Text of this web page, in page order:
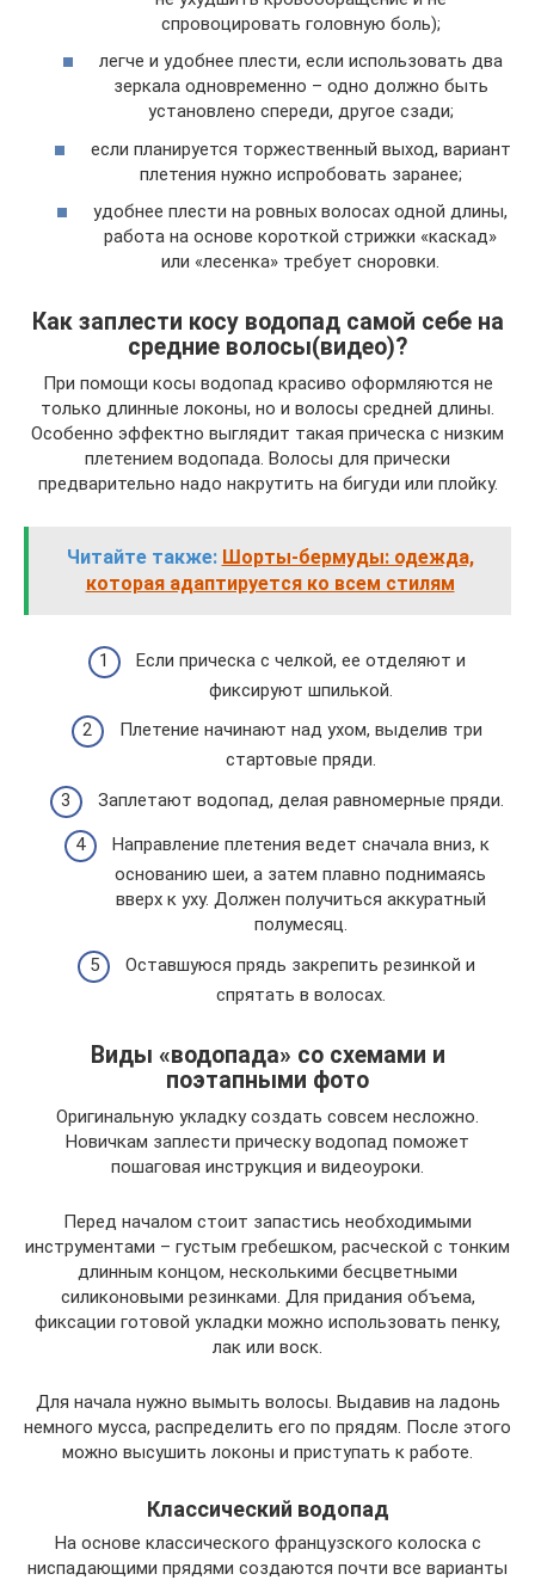
спровоцировать головную боль);
легче и удобнее плести, если использовать два
зеркала одновременно – одно должно быть
установлено спереди, другое сзади;
если планируется торжественный выход, вариант
плетения нужно испробовать заранее;
удобнее плести на ровных волосах одной длины,
работа на основе короткой стрижки «каскад»
или «лесенка» требует сноровки.
Как заплести косу водопад самой себе на
средние волосы(видео)?
При помощи косы водопад красиво оформляются не
только длинные локоны, но и волосы средней длины.
Особенно эффектно выглядит такая прическа с низким
плетением водопада. Волосы для прически
предварительно надо накрутить на бигуди или плойку.
Читайте также: Шорты-бермуды: одежда,
которая адаптируется ко всем стилям
Если прическа с челкой, ее отделяют и
фиксируют шпилькой.
Плетение начинают над ухом, выделив три
стартовые пряди.
Заплетают водопад, делая равномерные пряди.
Направление плетения ведет сначала вниз, к
основанию шеи, а затем плавно поднимаясь
вверх к уху. Должен получиться аккуратный
полумесяц.
Оставшуюся прядь закрепить резинкой и
спрятать в волосах.
Виды «водопада» со схемами и
поэтапными фото
Оригинальную укладку создать совсем несложно.
Новичкам заплести прическу водопад поможет
пошаговая инструкция и видеоуроки.
Перед началом стоит запастись необходимыми
инструментами – густым гребешком, расческой с тонким
длинным концом, несколькими бесцветными
силиконовыми резинками. Для придания объема,
фиксации готовой укладки можно использовать пенку,
лак или воск.
Для начала нужно вымыть волосы. Выдавив на ладонь
немного мусса, распределить его по прядям. После этого
можно высушить локоны и приступать к работе.
Классический водопад
На основе классического французского колоска с
ниспадающими прядями создаются почти все варианты